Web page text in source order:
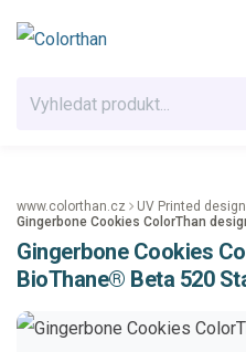
www.colorthan.cz
UV Printed design
Gingerbone Cookies ColorThan
Gingerbone Cookies
BioThane® Beta 520